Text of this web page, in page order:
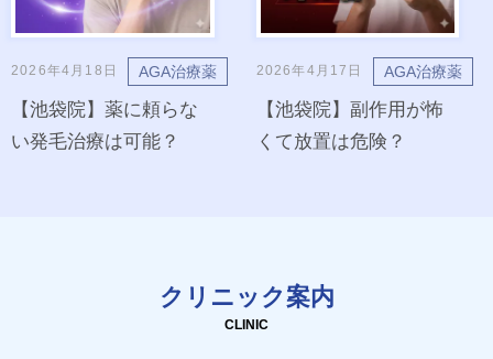
2026年4月18日 AGA治療薬
【池袋院】薬に頼らな
い発毛治療は可能？
2026年4月17日 AGA治療薬
【池袋院】副作用が怖
くて放置は危険？
クリニック案内
CLINIC